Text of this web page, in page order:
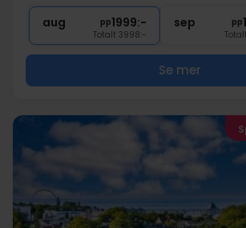
1x 1 välkomstdrink
aug pp1999:-
Totalt 3998:-
sep pp
Se mer